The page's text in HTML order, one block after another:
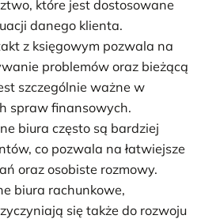
które jest dostosowane
danego klienta.
z księgowym pozwala na
problemów oraz bieżącą
szczególnie ważne w
spraw finansowych.
biura często są bardziej
co pozwala na łatwiejsze
oraz osobiste rozmowy.
biura rachunkowe,
się także do rozwoju